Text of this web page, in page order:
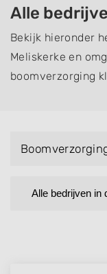
Alle
Bekijk hieronder
Meliskerke en
boomverzorging
Alle bedrijven in